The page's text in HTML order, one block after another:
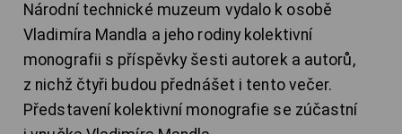
Národní technické muzeum vydalo k osobě
Vladimíra Mandla a jeho rodiny kolektivní
monografii s příspěvky šesti autorek a autorů,
z nichž čtyři budou přednášet i tento večer.
Představení kolektivní monografie se zúčastní